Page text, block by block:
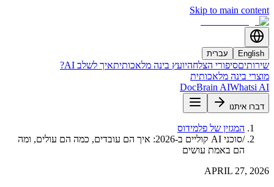
Skip to main content
English עברית
שירותיםסיפורי הצלחהיועץ בינה מלאכותיתאיך לשלב AI?
מוצרי בינה מלאכותית
DocBrain AIWhatsi AI
דברו איתנו
המגזין של פלמידוס
/
סוכני AI קוליים ב-2026: איך הם עובדים, כמה הם עולים, ומה
הם באמת עושים
APRIL 27, 2026